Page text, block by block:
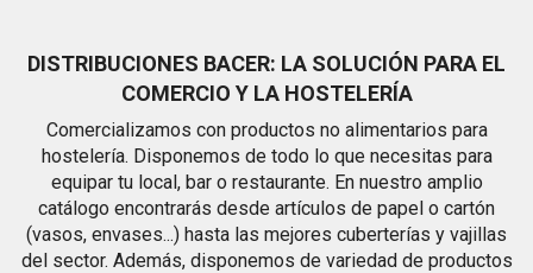
DISTRIBUCIONES BACER: LA SOLUCIÓN PARA EL
COMERCIO Y LA HOSTELERÍA
Comercializamos con productos no alimentarios para
hostelería. Disponemos de todo lo que necesitas para
equipar tu local, bar o restaurante. En nuestro amplio
catálogo encontrarás desde artículos de papel o cartón
(vasos, envases...) hasta las mejores cuberterías y vajillas
del sector. Además, disponemos de variedad de productos